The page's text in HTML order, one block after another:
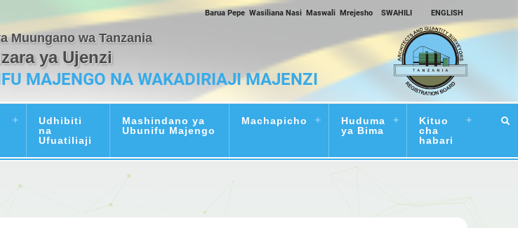
Barua Pepe Wasiliana Nasi Maswali Mrejesho SWAHILI ENGLISH
Muungano wa Tanzania
ya Ujenzi
MAJENGO NA WAKADIRIAJI MAJENZI
Udhibiti
na
Ufuatiliaji
Mashindano ya
Ubunifu Majengo
Machapicho
Huduma
ya Bima
Kituo
cha
habari